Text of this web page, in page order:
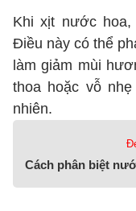
Khi xịt nước hoa,
Điều này có thể
làm giảm mùi
thoa hoặc vỗ
nhiên.
Cách phân biệt